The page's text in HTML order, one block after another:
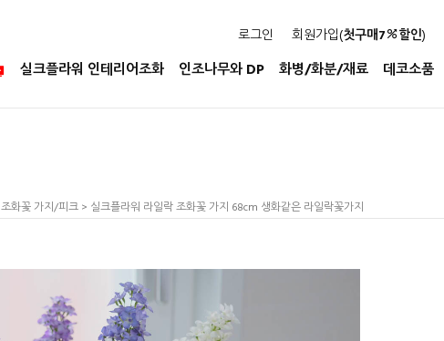
로그인 회원가입(첫구매7 할인)
실크플라워 인테리어조화 인조나무와 DP 화병/화분/재료 데코소품
조화꽃 가지/피크 > 실크플라워 라일락 조화꽃 가지 68cm 생화같은 라일락꽃가지